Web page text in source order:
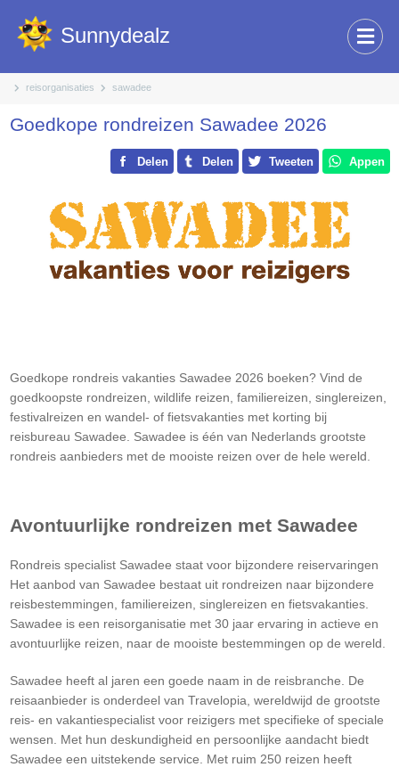
reisorganisaties sawadee
Sunnydealz
Goedkope rondreizen Sawadee 2026
Delen Delen Tweeten Appen
Goedkope rondreis vakanties Sawadee 2026 boeken? Vind de
goedkoopste rondreizen, wildlife reizen, familiereizen, singlereizen,
festivalreizen en wandel- of fietsvakanties met korting bij
reisbureau Sawadee. Sawadee is één van Nederlands grootste
rondreis aanbieders met de mooiste reizen over de hele wereld.
Avontuurlijke rondreizen met Sawadee
Rondreis specialist Sawadee staat voor bijzondere reiservaringen
Het aanbod van Sawadee bestaat uit rondreizen naar bijzondere
reisbestemmingen, familiereizen, singlereizen en fietsvakanties.
Sawadee is een reisorganisatie met 30 jaar ervaring in actieve en
avontuurlijke reizen, naar de mooiste bestemmingen op de wereld.
Sawadee heeft al jaren een goede naam in de reisbranche. De
reisaanbieder is onderdeel van Travelopia, wereldwijd de grootste
reis- en vakantiespecialist voor reizigers met specifieke of speciale
wensen. Met hun deskundigheid en persoonlijke aandacht biedt
Sawadee een uitstekende service. Met ruim 250 reizen heeft